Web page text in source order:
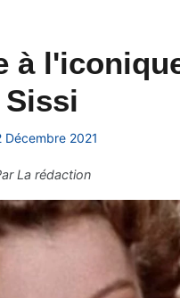
à
Sissi
Décembre 2021
La rédaction